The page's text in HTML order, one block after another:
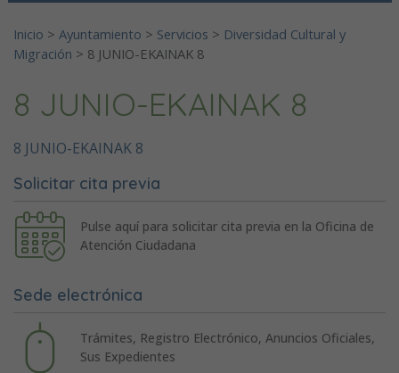
Inicio > Ayuntamiento > Servicios > Diversidad Cultural y
Migración > 8 JUNIO-EKAINAK 8
8 JUNIO-EKAINAK 8
8 JUNIO-EKAINAK 8
Solicitar cita previa
Pulse aquí para solicitar cita previa en la Oficina de
Atención Ciudadana
Sede electrónica
Trámites, Registro Electrónico, Anuncios Oficiales,
Sus Expedientes